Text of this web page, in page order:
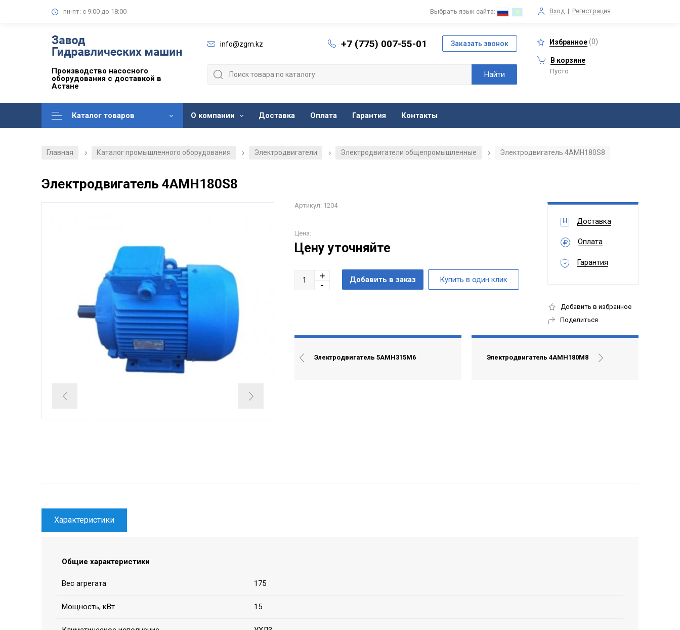
пн-пт: с 9:00 до 18:00 Вход | Регистрация
Выбрать язык сайта:
Производство насосного
оборудования с доставкой в
Астане
info@zgm.kz +7 (775) 007-55-01 Избранное(0)
В корзине
Пусто
Каталог товаров О компании Доставка Оплата Гарантия Контакты
Главная / Каталог промышленного оборудования / Электродвигатели / Электродвигатели общепромышленные / Электродвигатель 4АМН180S8
Электродвигатель 4АМН180S8
Артикул: 1204
Цена:
Цену уточняйте
Доставка
Оплата
Гарантия
Добавить в избранное
Поделиться
Электродвигатель 5АМН315М6 Электродвигатель 4АМН180М8
Характеристики
Общие характеристики
Вес агрегата 175
Мощность, кВт 15